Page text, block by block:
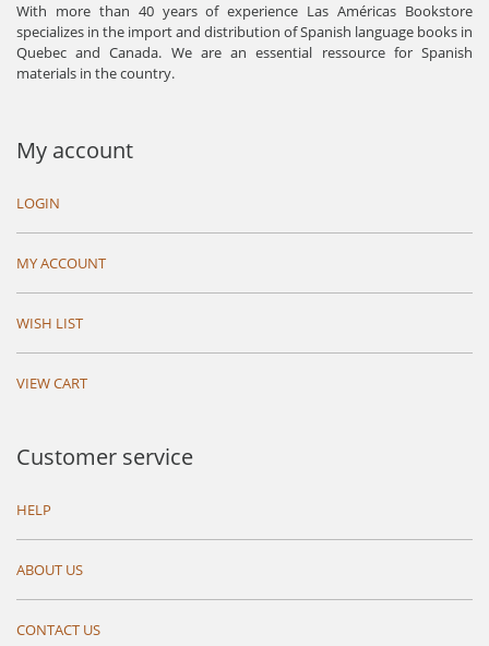
With more than 40 years of experience Las Américas Bookstore
specializes in the import and distribution of Spanish language books in
Quebec and Canada. We are an essential ressource for Spanish
materials in the country.
My account
LOGIN
MY ACCOUNT
WISH LIST
VIEW CART
Customer service
HELP
ABOUT US
CONTACT US